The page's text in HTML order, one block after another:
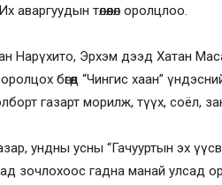
төлөөлөл оролцлоо.
Нарүхито, Эрхэм дээд Хатан
бөгөөд “Чингис хаан”
газарт морилж, түүх, соёл,
ундны усны “Гачууртын эх
зочлохоос гадна манай улсад